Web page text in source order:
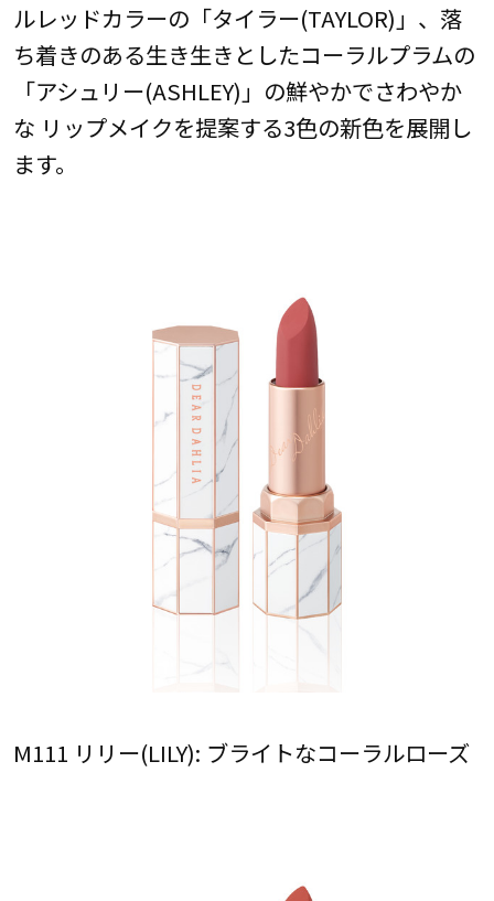
ルレッドカラーの「タイラー(TAYLOR)」、落
ち着きのある生き生きとしたコーラルプラムの
「アシュリー(ASHLEY)」の鮮やかでさわやか
な リップメイクを提案する3色の新色を展開し
ます。
M111 リリー(LILY): ブライトなコーラルローズ